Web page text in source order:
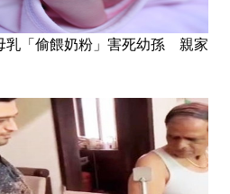
乳「偷餵奶粉」害死幼孫 親家